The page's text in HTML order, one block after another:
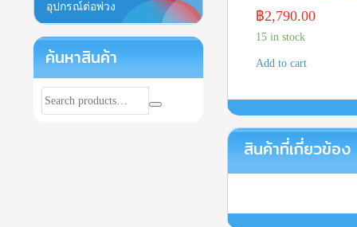
฿2,790.00
15 in stock
Add to cart
สินค้าที่เกี่ยวข้อง
อุปกรณ์ต่อพ่วง
ค้นหาสินค้า